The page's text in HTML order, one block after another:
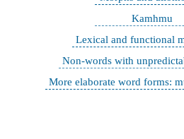
Kamhmu
Lexical and functional
Non-words with
More elaborate word forms: